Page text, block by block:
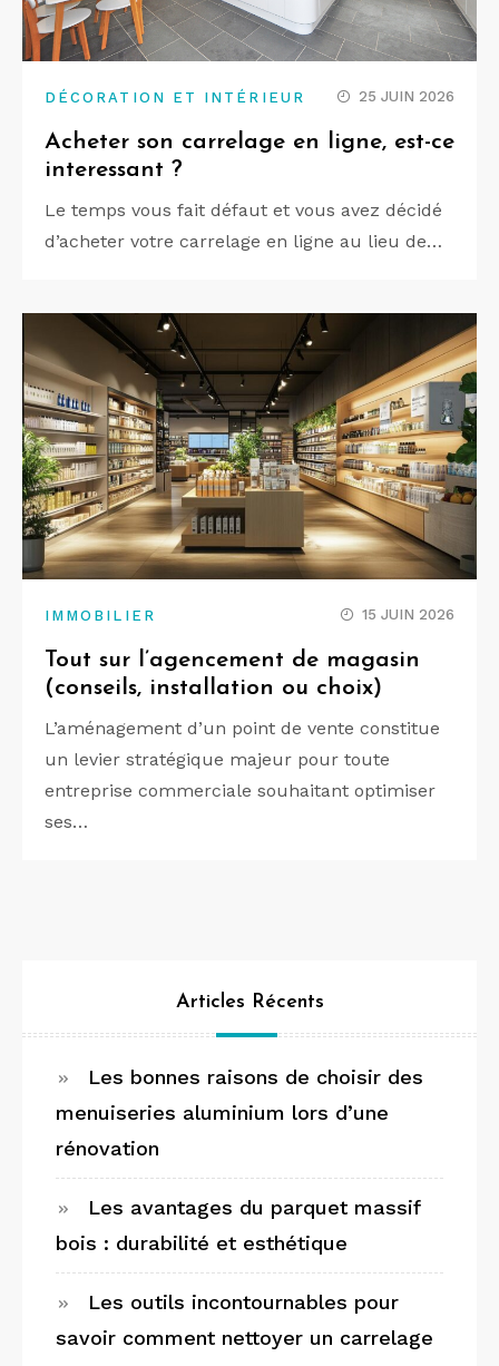
DÉCORATION ET INTÉRIEUR 25 JUIN 2026
Acheter son carrelage en ligne, est-ce
interessant ?
Le temps vous fait défaut et vous avez décidé
d’acheter votre carrelage en ligne au lieu de…
IMMOBILIER 15 JUIN 2026
Tout sur l’agencement de magasin
(conseils, installation ou choix)
L’aménagement d’un point de vente constitue
un levier stratégique majeur pour toute
entreprise commerciale souhaitant optimiser
ses…
Articles Récents
Les bonnes raisons de choisir des
menuiseries aluminium lors d’une
rénovation
Les avantages du parquet massif
bois : durabilité et esthétique
Les outils incontournables pour
savoir comment nettoyer un carrelage